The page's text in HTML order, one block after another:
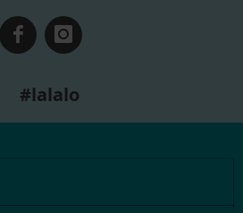
#lalalo